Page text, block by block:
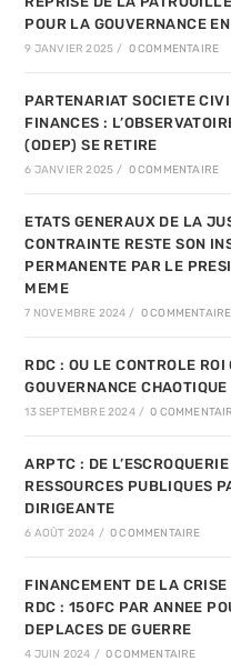
POUR LA GOUVERNANCE
9 JANVIER 2025 / 0 COMMENTAIRE
PARTENARIAT SOCIETE
FINANCES :
(ODEP) SE RETIRE
6 JANVIER 2025 / 0 COMMENTAIRE
ETATS GENERAUX DE LA
CONTRAINTE RESTE SON
PERMANENTE PAR LE
MEME
7 NOVEMBRE 2024 / 0 COMMENTAIRE
RDC : OU LE CONTROLE ROI
GOUVERNANCE
13 SEPTEMBRE 2024 / 0
ARPTC : DE
RESSOURCES PUBLIQUES
DIRIGEANTE
6 AOÛT 2024 / 0 COMMENTAIRE
FINANCEMENT DE LA
RDC : 150FC PAR ANNEE
DEPLACES DE GUERRE
4 JUIN 2024 / 0 COMMENTAIRE